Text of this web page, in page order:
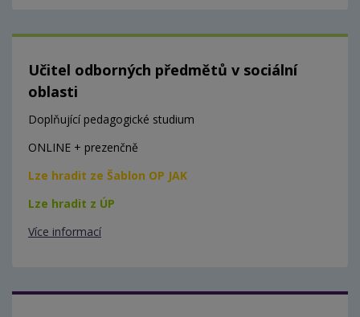
Učitel odborných předmětů v sociální
oblasti
Doplňující pedagogické studium
ONLINE + prezenčně
Lze hradit ze Šablon OP JAK
Lze hradit z ÚP
Více informací